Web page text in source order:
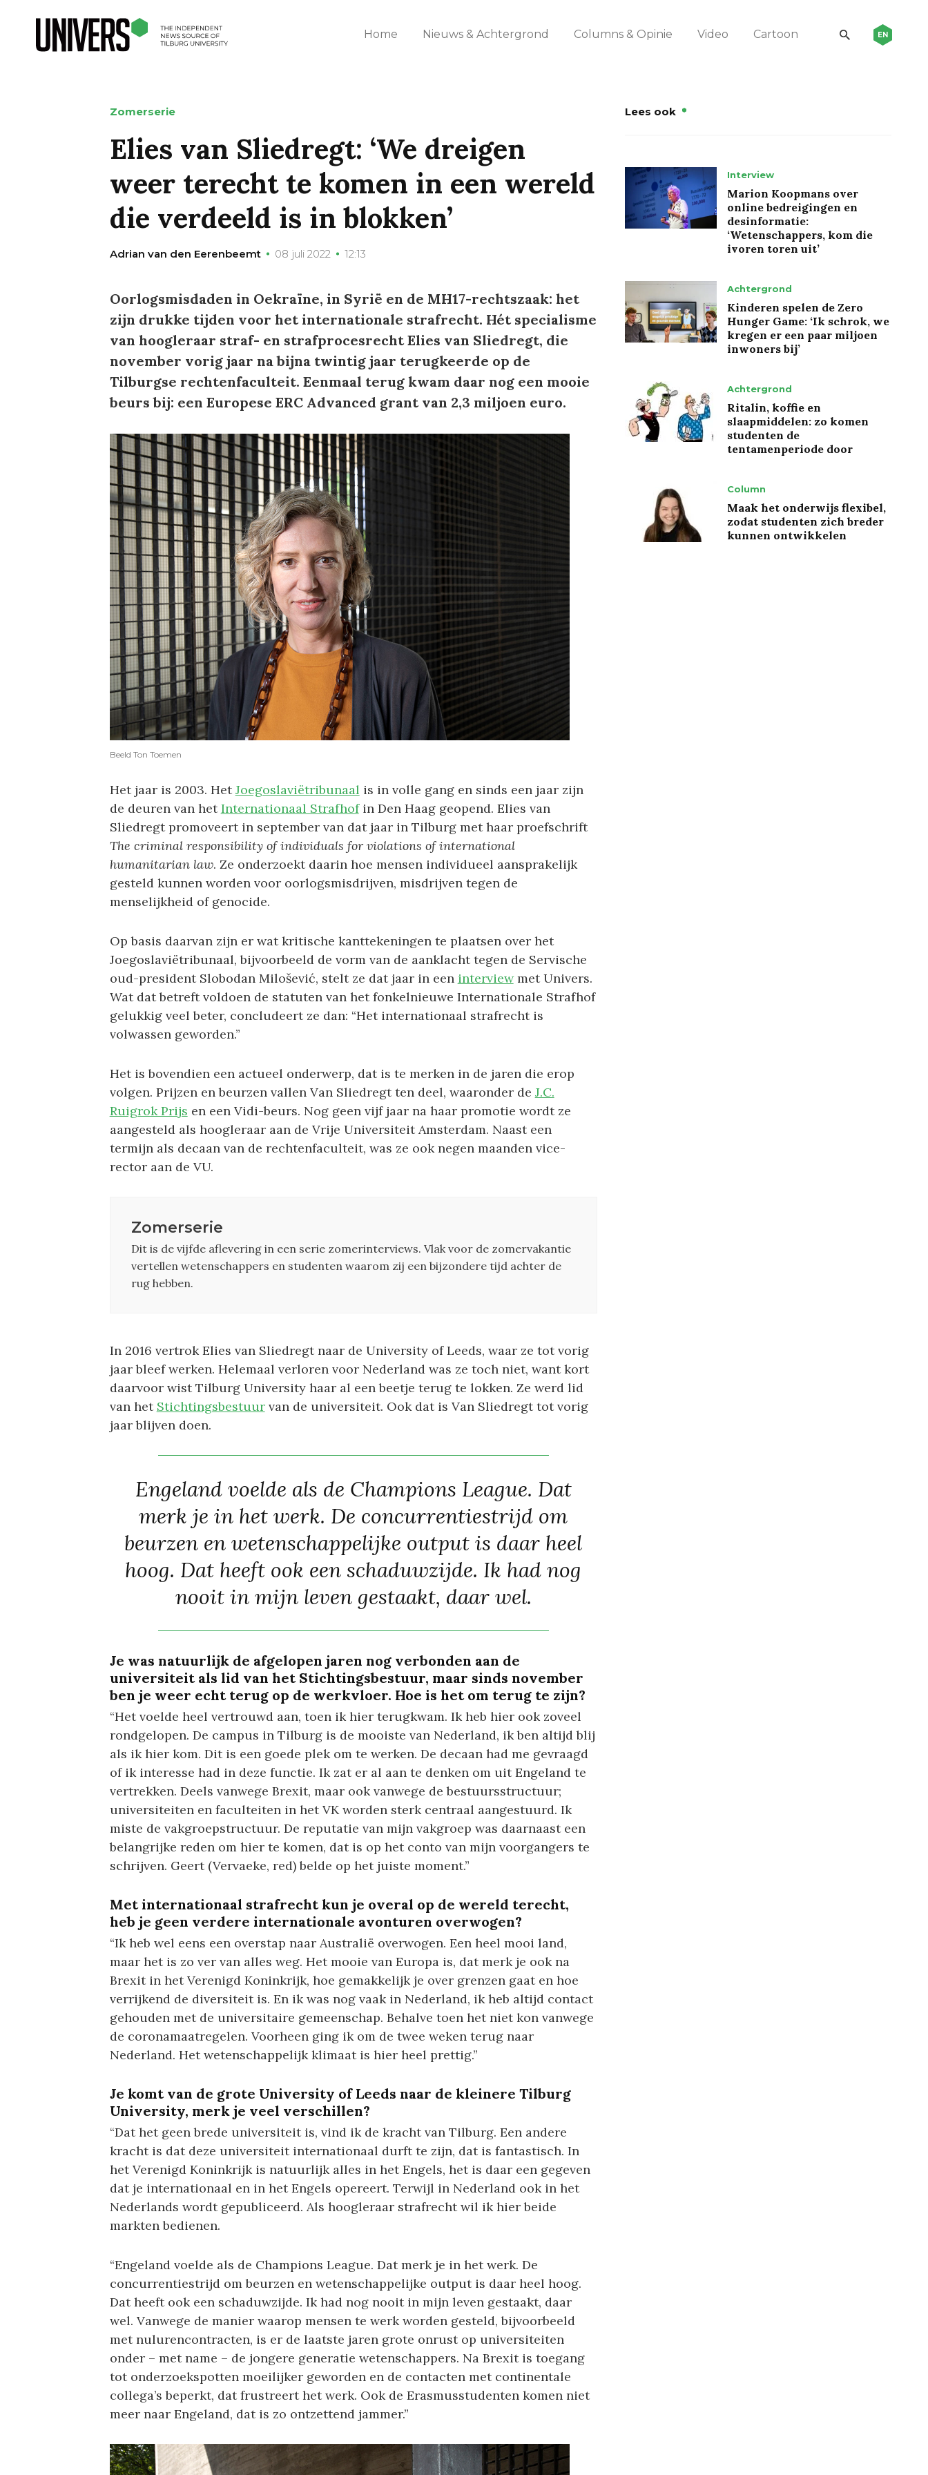
Home Nieuws & Achtergrond Columns & Opinie Video Cartoon EN
Zomerserie
Elies van Sliedregt: ‘We dreigen
weer terecht te komen in een wereld
die verdeeld is in blokken’
Adrian van den Eerenbeemt 08 juli 2022 12:13
Oorlogsmisdaden in Oekraïne, in Syrië en de MH17-rechtszaak: het
zijn drukke tijden voor het internationale strafrecht. Hét specialisme
van hoogleraar straf- en strafprocesrecht Elies van Sliedregt, die
november vorig jaar na bijna twintig jaar terugkeerde op de
Tilburgse rechtenfaculteit. Eenmaal terug kwam daar nog een mooie
beurs bij: een Europese ERC Advanced grant van 2,3 miljoen euro.
Beeld Ton Toemen
Het jaar is 2003. HetJoegoslaviëtribunaal is in volle gang en sinds een jaar zijn
de deuren van hetInternationaal Strafhofin Den Haag geopend. Elies van
Sliedregt promoveert in september van dat jaar in Tilburg met haar proefschrift
The criminal responsibility of individuals for violations of international
humanitarian law. Ze onderzoekt daarin hoe mensen individueel aansprakelijk
gesteld kunnen worden voor oorlogsmisdrijven, misdrijven tegen de
menselijkheid of genocide.
Op basis daarvan zijn er wat kritische kanttekeningen te plaatsen over het
Joegoslaviëtribunaal, bijvoorbeeld de vorm van de aanklacht tegen de Servische
oud-president Slobodan Milošević, stelt ze dat jaar in een interviewmet Univers.
Wat dat betreft voldoen de statuten van het fonkelnieuwe Internationale Strafhof
gelukkig veel beter, concludeert ze dan: “Het internationaal strafrecht is
volwassen geworden.”
Het is bovendien een actueel onderwerp, dat is te merken in de jaren die erop
volgen. Prijzen en beurzen vallen Van Sliedregt ten deel, waaronder de J.C.
Ruigrok Prijs en een Vidi-beurs. Nog geen vijf jaar na haar promotie wordt ze
aangesteld als hoogleraar aan de Vrije Universiteit Amsterdam. Naast een
termijn als decaan van de rechtenfaculteit, was ze ook negen maanden vice-
rector aan de VU.
Zomerserie
Dit is de vijfde aflevering in een serie zomerinterviews. Vlak voor de zomervakantie
vertellen wetenschappers en studenten waarom zij een bijzondere tijd achter de
rug hebben.
In 2016 vertrok Elies van Sliedregt naar de University of Leeds, waar ze tot vorig
jaar bleef werken. Helemaal verloren voor Nederland was ze toch niet, want kort
daarvoor wist Tilburg University haar al een beetje terug te lokken. Ze werd lid
van het Stichtingsbestuurvan de universiteit. Ook dat is Van Sliedregt tot vorig
jaar blijven doen.
Engeland voelde als de Champions League. Dat
merk je in het werk. De concurrentiestrijd om
beurzen en wetenschappelijke output is daar heel
hoog. Dat heeft ook een schaduwzijde. Ik had nog
nooit in mijn leven gestaakt, daar wel.
Je was natuurlijk de afgelopen jaren nog verbonden aan de
universiteit als lid van het Stichtingsbestuur, maar sinds november
ben je weer echt terug op de werkvloer. Hoe is het om terug te zijn?
“Het voelde heel vertrouwd aan, toen ik hier terugkwam. Ik heb hier ook zoveel
rondgelopen. De campus in Tilburg is de mooiste van Nederland, ik ben altijd blij
als ik hier kom. Dit is een goede plek om te werken. De decaan had me gevraagd
of ik interesse had in deze functie. Ik zat er al aan te denken om uit Engeland te
vertrekken. Deels vanwege Brexit, maar ook vanwege de bestuursstructuur;
universiteiten en faculteiten in het VK worden sterk centraal aangestuurd. Ik
miste de vakgroepstructuur. De reputatie van mijn vakgroep was daarnaast een
belangrijke reden om hier te komen, dat is op het conto van mijn voorgangers te
schrijven. Geert (Vervaeke, red) belde op het juiste moment.”
Met internationaal strafrecht kun je overal op de wereld terecht,
heb je geen verdere internationale avonturen overwogen?
“Ik heb wel eens een overstap naar Australië overwogen. Een heel mooi land,
maar het is zo ver van alles weg. Het mooie van Europa is, dat merk je ook na
Brexit in het Verenigd Koninkrijk, hoe gemakkelijk je over grenzen gaat en hoe
verrijkend de diversiteit is. En ik was nog vaak in Nederland, ik heb altijd contact
gehouden met de universitaire gemeenschap. Behalve toen het niet kon vanwege
de coronamaatregelen. Voorheen ging ik om de twee weken terug naar
Nederland. Het wetenschappelijk klimaat is hier heel prettig.”
Je komt van de grote University of Leeds naar de kleinere Tilburg
University, merk je veel verschillen?
“Dat het geen brede universiteit is, vind ik de kracht van Tilburg. Een andere
kracht is dat deze universiteit internationaal durft te zijn, dat is fantastisch. In
het Verenigd Koninkrijk is natuurlijk alles in het Engels, het is daar een gegeven
dat je internationaal en in het Engels opereert. Terwijl in Nederland ook in het
Nederlands wordt gepubliceerd. Als hoogleraar strafrecht wil ik hier beide
markten bedienen.
“Engeland voelde als de Champions League. Dat merk je in het werk. De
concurrentiestrijd om beurzen en wetenschappelijke output is daar heel hoog.
Dat heeft ook een schaduwzijde. Ik had nog nooit in mijn leven gestaakt, daar
wel. Vanwege de manier waarop mensen te werk worden gesteld, bijvoorbeeld
met nulurencontracten, is er de laatste jaren grote onrust op universiteiten
onder – met name – de jongere generatie wetenschappers. Na Brexit is toegang
tot onderzoekspotten moeilijker geworden en de contacten met continentale
collega’s beperkt, dat frustreert het werk. Ook de Erasmusstudenten komen niet
meer naar Engeland, dat is zo ontzettend jammer.”
Lees ook
Interview
Marion Koopmans over
online bedreigingen en
desinformatie:
‘Wetenschappers, kom die
ivoren toren uit’
Achtergrond
Kinderen spelen de Zero
Hunger Game: ‘Ik schrok, we
kregen er een paar miljoen
inwoners bij’
Achtergrond
Ritalin, koffie en
slaapmiddelen: zo komen
studenten de
tentamenperiode door
Column
Maak het onderwijs flexibel,
zodat studenten zich breder
kunnen ontwikkelen